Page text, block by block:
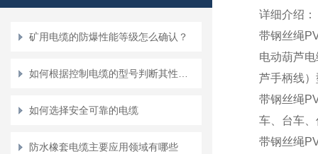
矿用电缆的防爆性能等级怎么确认？
如何选择安全可靠的电缆
防水橡套电缆主要应用领域有哪些
详细介绍：
带钢丝绳
电动葫芦
芦手柄线）
带钢丝绳
车、台车
带钢丝绳